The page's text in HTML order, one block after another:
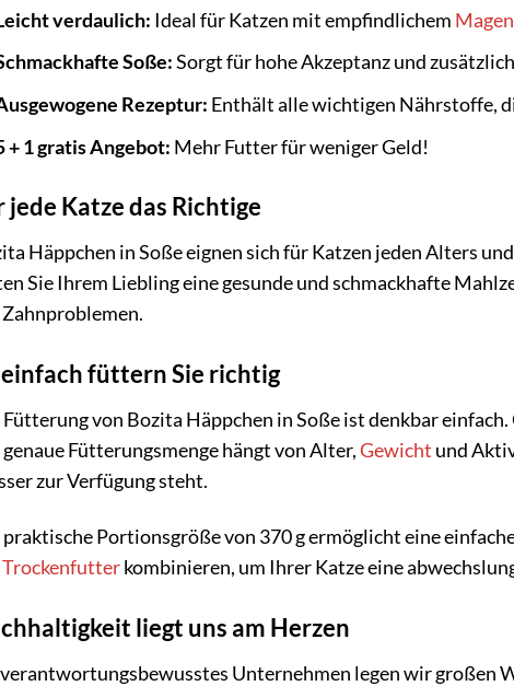
verdaulich: Ideal für Katzen mit empfindlichem Magen
Soße:Sorgt für hohe Akzeptanz und
Rezeptur: Enthält alle wichtigen Nährstoffe,
+ 1 gratis Angebot: Mehr Futter für weniger Geld!
jede Katze das Richtige
Häppchen in Soße eignen sich für Katzen jeden Alters
Sie Ihrem Liebling eine gesunde und schmackhafte
einfach füttern Sie richtig
von Bozita Häppchen in Soße ist denkbar
Fütterungsmenge hängt von Alter,Gewicht und
zur Verfügung steht.
Portionsgröße von 370 g ermöglicht eine
Trockenfutterkombinieren, um Ihrer Katze eine
liegt uns am Herzen
Unternehmen legen wir großen